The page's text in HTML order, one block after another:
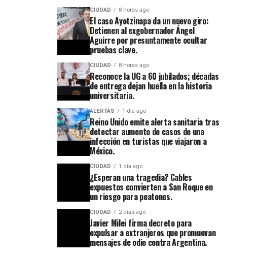
CIUDAD 8 horas ago
El caso Ayotzinapa da un nuevo giro:
Detienen al exgobernador Ángel
Aguirre por presuntamente ocultar
pruebas clave.
CIUDAD 8 horas ago
Reconoce la UG a 60 jubilados; décadas
de entrega dejan huella en la historia
universitaria.
ALERTAS 1 día ago
Reino Unido emite alerta sanitaria tras
detectar aumento de casos de una
infección en turistas que viajaron a
México.
CIUDAD 1 día ago
¿Esperan una tragedia? Cables
expuestos convierten a San Roque en
un riesgo para peatones.
CIUDAD 2 días ago
Javier Milei firma decreto para
expulsar a extranjeros que promuevan
mensajes de odio contra Argentina.
8 horas ago
Reconoce
la UG a
60
jubilados;
décadas
de
CIUDAD 1 semana ago
se
apaga:
denuncian
abandono
en
Cuesta
China y
el
callejón